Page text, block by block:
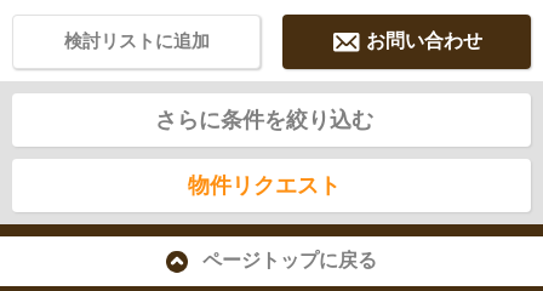
お問い合わせ
検討リストに追加
さらに条件を絞り込む
物件リクエスト
ページトップに戻る